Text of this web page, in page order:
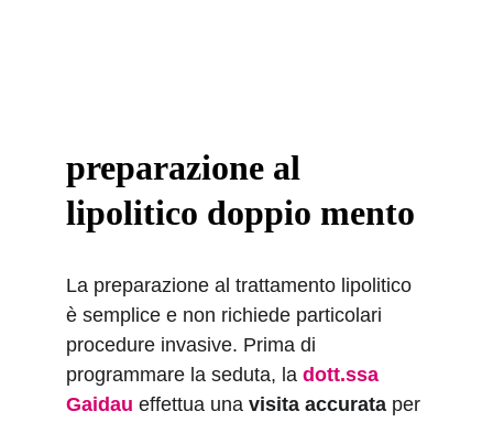
preparazione al
lipolitico doppio mento
La preparazione al trattamento lipolitico
è semplice e non richiede particolari
procedure invasive. Prima di
programmare la seduta, la dott.ssa
Gaidau effettua una visita accurata per